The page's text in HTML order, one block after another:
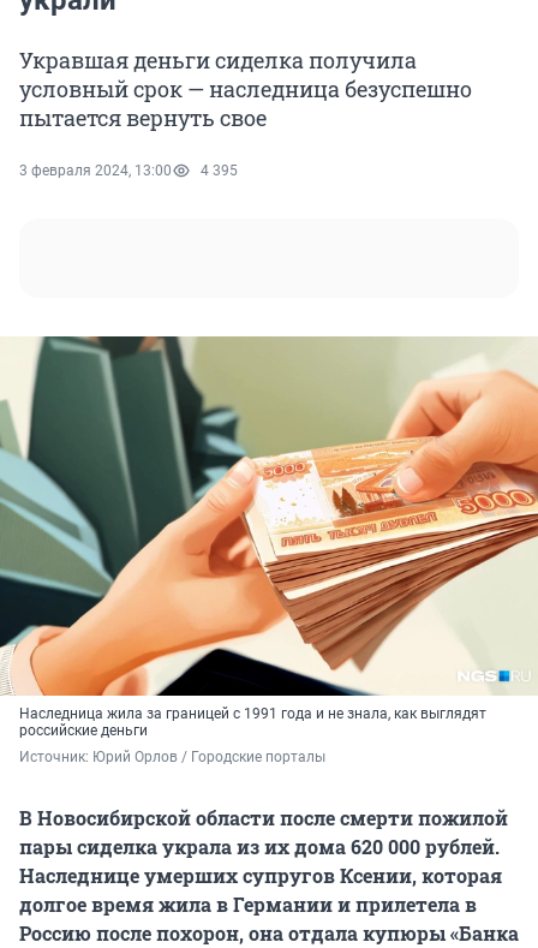
Укравшая деньги сиделка получила
условный срок — наследница безуспешно
пытается вернуть свое
3 февраля 2024, 13:00 4 395
Наследница жила за границей с 1991 года и не знала, как выглядят
российские деньги
Источник: Юрий Орлов / Городские порталы
В Новосибирской области после смерти пожилой
пары сиделка украла из их дома 620 000 рублей.
Наследнице умерших супругов Ксении, которая
долгое время жила в Германии и прилетела в
Россию после похорон, она отдала купюры «Банка